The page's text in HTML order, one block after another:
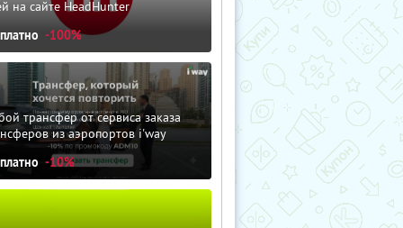
на сайте HeadHunter
-100%
трансфер от сервиса заказа
из аэропортов i'way
-10%